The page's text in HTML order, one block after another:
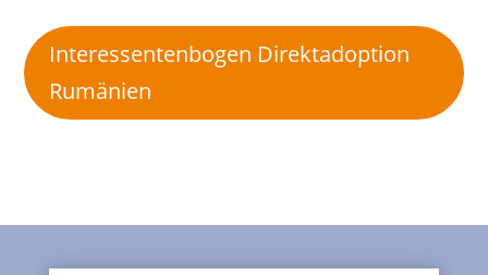
Interessentenbogen Direktadoption
Rumänien